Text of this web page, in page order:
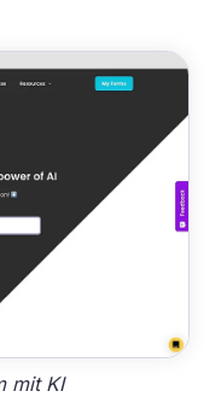
mit KI